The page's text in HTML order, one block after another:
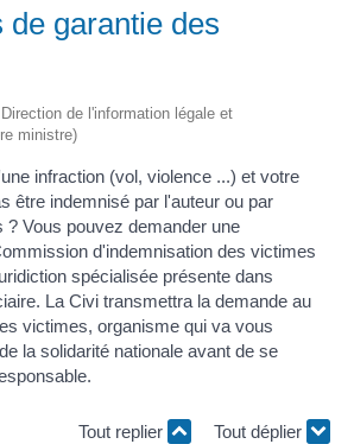
de garantie des
de l'information légale et
ministre)
infraction (vol, violence ...) et votre
être indemnisé par l'auteur ou par
? Vous pouvez demander une
d'indemnisation des victimes
spécialisée présente dans
La Civi transmettra la demande au
victimes, organisme qui va vous
la solidarité nationale avant de se
Tout replier Tout déplier